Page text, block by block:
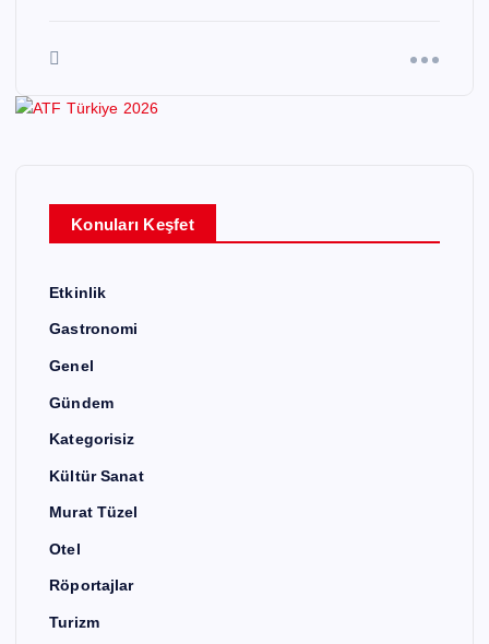
Konuları Keşfet
Etkinlik
Gastronomi
Genel
Gündem
Kategorisiz
Kültür Sanat
Murat Tüzel
Otel
Röportajlar
Turizm